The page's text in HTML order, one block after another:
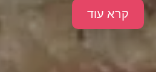
קרא עוד